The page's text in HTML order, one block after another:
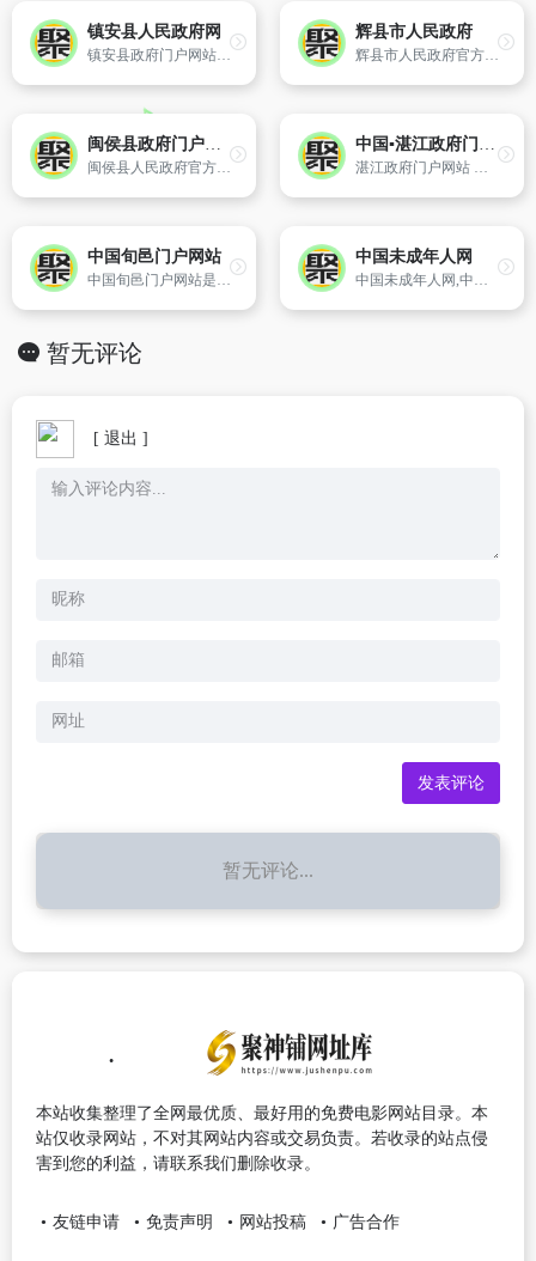
镇安县人民政府网
镇安县政府门户网站是在镇安县委、县政府关怀和指导下,各部门共同配合建设和发展起来的公众门户网站。镇安县政府网是镇安县各党政部门在互联网上发布权威政务信息和提供在线服务的总平台,也是各党政部门网站与公众联络和交流的总窗口。网站的域名为“www.zazf.gov.cn”。
辉县市人民政府
辉县市人民政府官方网站
闽侯县政府门户网站
闽侯县人民政府官方网站
中国▪湛江政府门户网站
湛江政府门户网站 它以政府部门网站为依托,以需求为导向,以服务为宗旨,遵循以人为本的设计理念,围绕信息公开、在线办事和公众参与三大政府网站功能定位,设置了城市动态、信息公开、办事大厅、公共服务、互动交流、魅力港城六大频道,几十个子栏目,以丰富的内容、人性化的服务和强大的功能为用户提供服务。
中国旬邑门户网站
中国旬邑门户网站是旬邑县政府部门集中对外发布政务信息和便民服务的网络平台,网站以宣传旬邑、服务本地经济社会发展和百姓生活为宗旨,多方位为企业、公众提供服务。
中国未成年人网
中国未成年人网,中国未成年人第一门户网站,致力于关注中国青少年的健康成长、快乐成长,为青少年的学习和生活提供全面的资源和咨询服务。未成年人网开设了网上课堂、小记者、欢乐谷、家庭教育、宝贝亲子等十多个与青少年健康成长息息相关的综合频道,深受广大未成年人的喜爱！
暂无评论
[ 退出 ]
暂无评论...
本站收集整理了全网最优质、最好用的免费电影网站目录。本
站仅收录网站，不对其网站内容或交易负责。若收录的站点侵
害到您的利益，请联系我们删除收录。
友链申请 免责声明 网站投稿 广告合作